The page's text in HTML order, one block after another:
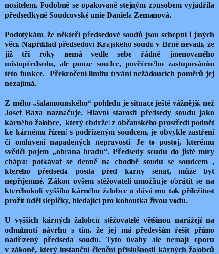
nositelem. Podobně se opakovaně stejným způsobem vyjádřila
předsedkyně Soudcovské unie Daniela Zemanová.
Podotýkám, že někteří předsedové soudů jsou schopní i jiných
věcí. Například předsedovi Krajského soudu v Brně nevadí, že
již tři roky nemá vedle sebe řádně jmenovaného
místopředsedu, ale pouze soudce, pověřeného zastupováním
této funkce. Překročení limitu trvání nežádoucích poměrů jej
nezajímá.
Z mého „šalamounského“ pohledu je situace ještě vážnější, než
Josef Baxa naznačuje. Hlavní starostí předsedy soudu jako
kárného žalobce, který obdržel z občanského prostředí podnět
ke kárnému řízení s podřízeným soudcem, je obvykle zastření
či omluvení napadených nepravostí. Je to postoj, kterému
svědčí pojem „obrana hradu“. Předsedy soudu do jisté míry
chápu: potkávat se denně na chodbě soudu se soudcem ,
kterého předseda posílá před kárný senát, může být
nepříjemné. Zákon ovšem stěžovateli umožňuje obrátit se na
kteréhokoli vyššího kárného žalobce a dává mu tak příležitost
prožít úděl slepičky, hledající pro kohoutka živou vodu.
U vyšších kárných žalobců stěžovatelé většinou narážejí na
odmítnutí návrhu s tím, že jej má především řešit přímo
nadřízený předseda soudu. Tyto úvahy ale nemají oporu
v zákoně, který instanční členění příslušnosti kárných žalobců